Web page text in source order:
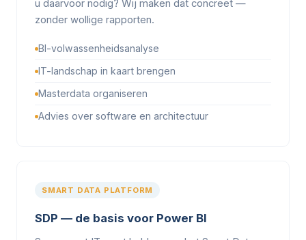
u daarvoor nodig? Wij maken dat concreet —
zonder wollige rapporten.
BI-volwassenheidsanalyse
IT-landschap in kaart brengen
Masterdata organiseren
Advies over software en architectuur
SMART DATA PLATFORM
SDP — de basis voor Power BI